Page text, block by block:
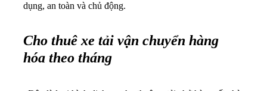
dụng, an toàn và chủ động.
Cho thuê xe tải vận chuyển hàng
hóa theo tháng